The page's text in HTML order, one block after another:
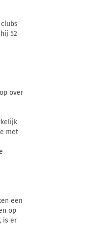
52
over
met
een
op
is er